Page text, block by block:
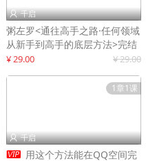
 千启
粥左罗<通往高手之路·任何领域
从新手到高手的底层方法>完结
¥ 29.00 ¥ 29.00
1章1课
 千启
 用这个方法能在QQ空间完